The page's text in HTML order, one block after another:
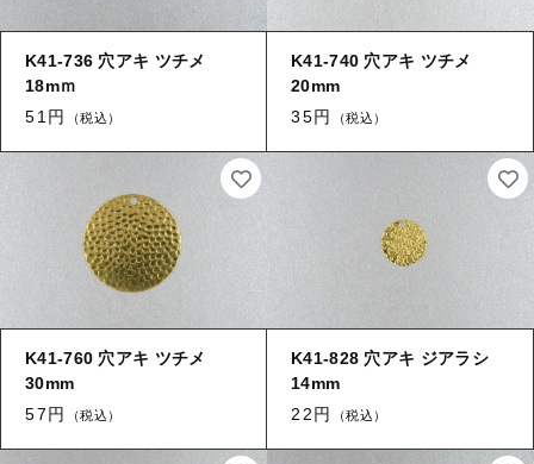
K41-736 穴アキ ツチメ
18mｍ
51円
（税込）
K41-740 穴アキ ツチメ
20mm
35円
（税込）
K41-760 穴アキ ツチメ
30mm
57円
（税込）
K41-828 穴アキ ジアラシ
14mm
22円
（税込）
【加工】 メッキ
【加工】 溶接（ロー付け）
【加工】 穴あけ・ヤブリ
【加工】 刻印